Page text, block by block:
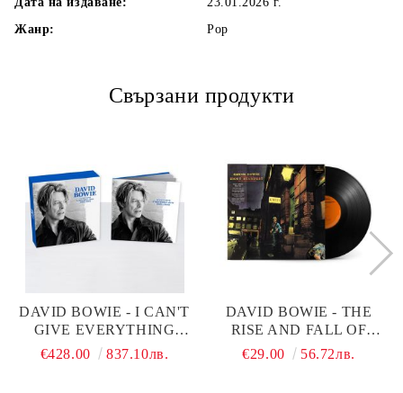
Жанр:
Pop
Свързани продукти
DAVID BOWIE - I CAN'T
GIVE EVERYTHING
AWAY (2002 - 2016)
€428.00 837.10лв.
DAVID BOWIE - THE
RISE AND FALL OF
ZIGGY STARDUST AND
€29.00 56.72лв.